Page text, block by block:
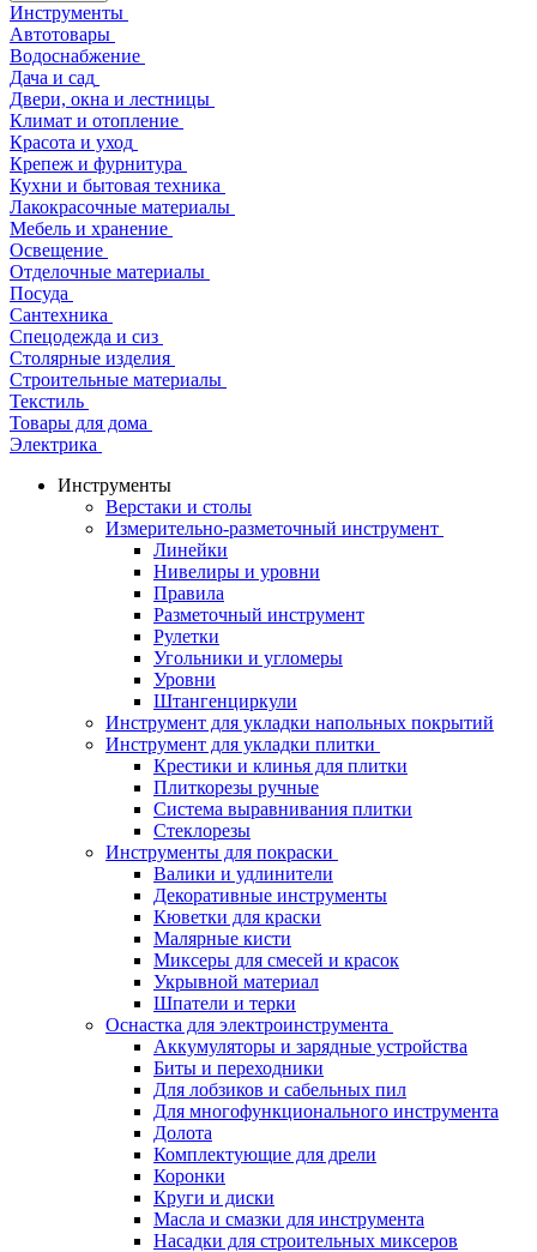
Инструменты
Автотовары
Водоснабжение
Дача и сад
Двери, окна и лестницы
Климат и отопление
Красота и уход
Крепеж и фурнитура
Кухни и бытовая техника
Лакокрасочные материалы
Мебель и хранение
Освещение
Отделочные материалы
Посуда
Сантехника
Спецодежда и сиз
Столярные изделия
Строительные материалы
Текстиль
Товары для дома
Электрика
Инструменты
Верстаки и столы
Измерительно-разметочный инструмент
Линейки
Нивелиры и уровни
Правила
Разметочный инструмент
Рулетки
Угольники и угломеры
Уровни
Штангенциркули
Инструмент для укладки напольных покрытий
Инструмент для укладки плитки
Крестики и клинья для плитки
Плиткорезы ручные
Система выравнивания плитки
Стеклорезы
Инструменты для покраски
Валики и удлинители
Декоративные инструменты
Кюветки для краски
Малярные кисти
Миксеры для смесей и красок
Укрывной материал
Шпатели и терки
Оснастка для электроинструмента
Аккумуляторы и зарядные устройства
Биты и переходники
Для лобзиков и сабельных пил
Для многофункционального инструмента
Долота
Комплектующие для дрели
Коронки
Круги и диски
Масла и смазки для инструмента
Насадки для строительных миксеров